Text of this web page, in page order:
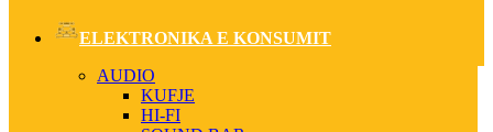
ELEKTRONIKA E KONSUMIT
AUDIO
KUFJE
HI-FI